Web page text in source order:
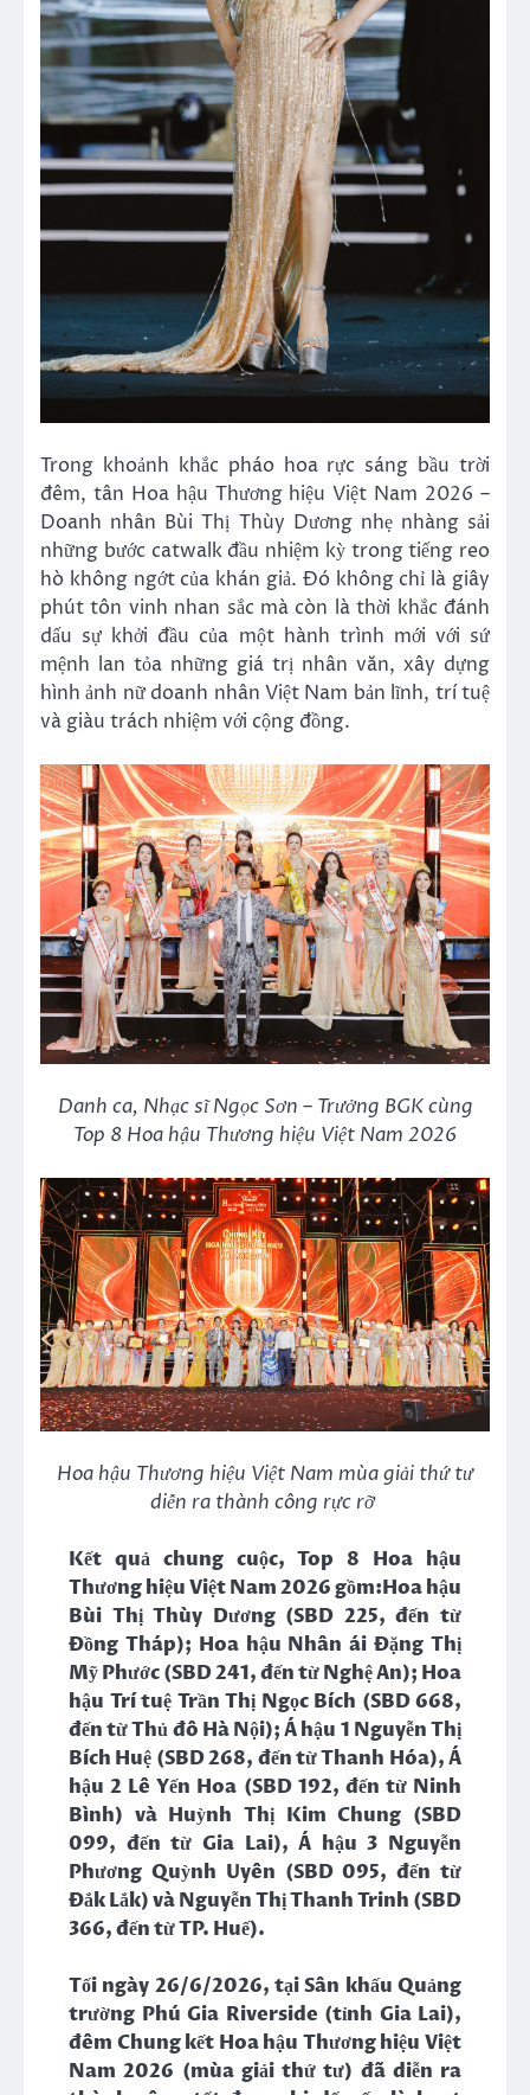
Trong khoảnh khắc pháo hoa rực sáng bầu trời
đêm, tân Hoa hậu Thương hiệu Việt Nam 2026 –
Doanh nhân Bùi Thị Thùy Dương nhẹ nhàng sải
những bước catwalk đầu nhiệm kỳ trong tiếng reo
hò không ngớt của khán giả. Đó không chỉ là giây
phút tôn vinh nhan sắc mà còn là thời khắc đánh
dấu sự khởi đầu của một hành trình mới với sứ
mệnh lan tỏa những giá trị nhân văn, xây dựng
hình ảnh nữ doanh nhân Việt Nam bản lĩnh, trí tuệ
và giàu trách nhiệm với cộng đồng.
Danh ca, Nhạc sĩ Ngọc Sơn – Trưởng BGK cùng
Top 8 Hoa hậu Thương hiệu Việt Nam 2026
Hoa hậu Thương hiệu Việt Nam mùa giải thứ tư
diễn ra thành công rực rỡ
Kết quả chung cuộc,Top 8 Hoa hậu
Thương hiệu Việt Nam 2026 gồm:Hoa hậu
Bùi Thị Thùy Dương (SBD 225, đến từ
Đồng Tháp); Hoa hậu Nhân ái Đặng Thị
Mỹ Phước (SBD 241, đến từ Nghệ An); Hoa
hậu Trí tuệ Trần Thị Ngọc Bích (SBD 668,
đến từ Thủ đô Hà Nội); Á hậu 1 Nguyễn Thị
Bích Huệ (SBD 268, đến từ Thanh Hóa), Á
hậu 2 Lê Yến Hoa (SBD 192, đến từ Ninh
Bình) và Huỳnh Thị Kim Chung (SBD
099, đến từ Gia Lai), Á hậu 3 Nguyễn
Phương Quỳnh Uyên (SBD 095, đến từ
Đắk Lắk) và Nguyễn Thị Thanh Trinh (SBD
366, đến từ TP. Huế).
Tối ngày 26/6/2026, tại Sân khấu Quảng
trường Phú Gia Riverside (tỉnh Gia Lai),
đêm Chung kết Hoa hậu Thương hiệu Việt
Nam 2026 (mùa giải thứ tư) đã diễn ra